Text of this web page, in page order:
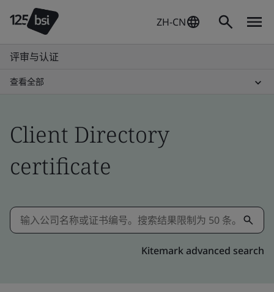
ZH-CN
评审与认证
查看全部
Client Directory
certificate
Kitemark advanced search